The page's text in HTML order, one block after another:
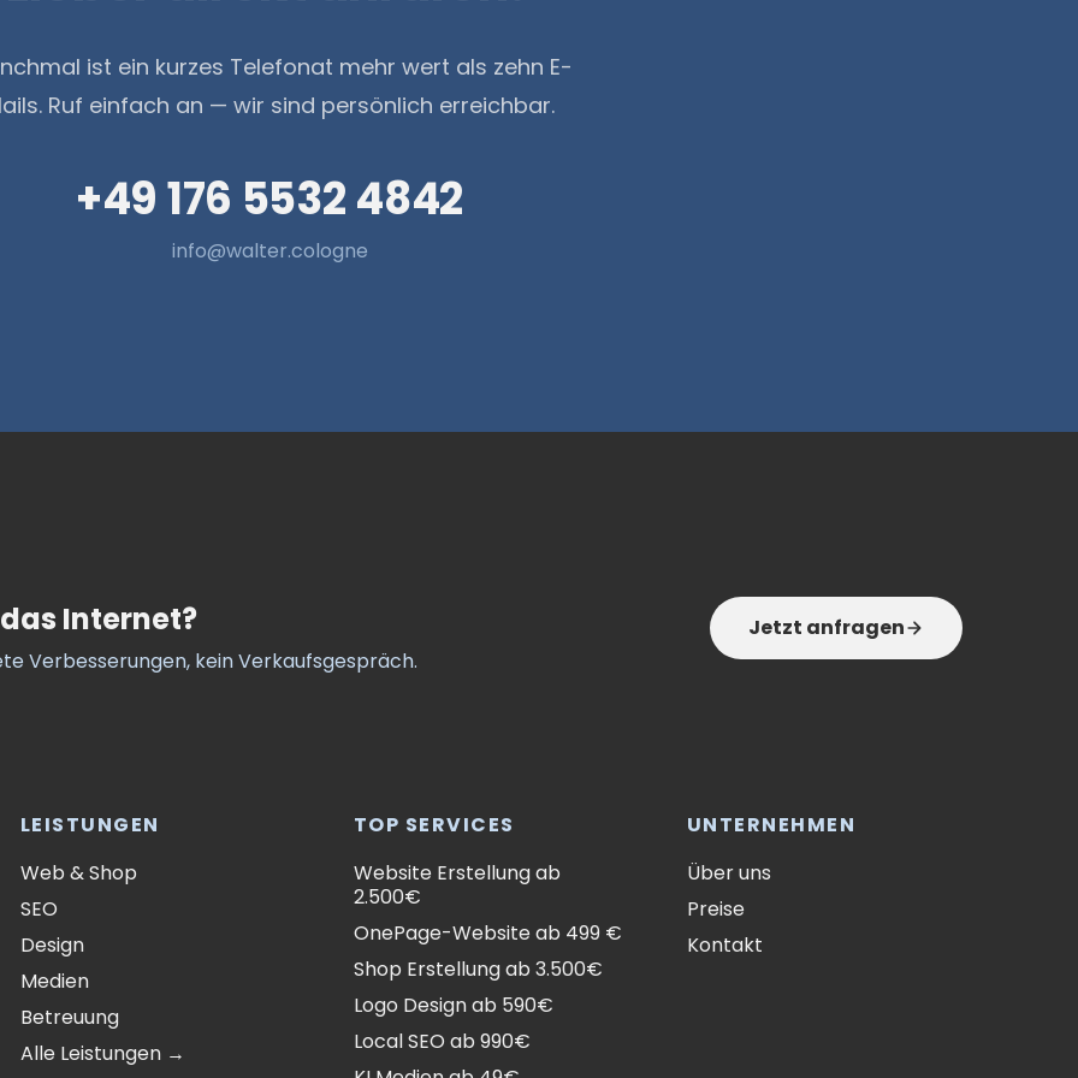
ist ein kurzes Telefonat mehr wert als zehn E-
Ruf einfach an — wir sind persönlich erreichbar.
+49 176 5532 4842
info@walter.cologne
Internet?
Verbesserungen, kein Verkaufsgespräch.
Jetzt anfragen
LEISTUNGEN
Web & Shop
SEO
Design
Medien
Betreuung
Alle Leistungen →
TOP SERVICES
Website Erstellung ab
2.500€
OnePage-Website ab 499 €
Shop Erstellung ab 3.500€
Logo Design ab 590€
Local SEO ab 990€
UNTERNEHMEN
Über uns
Preise
Kontakt